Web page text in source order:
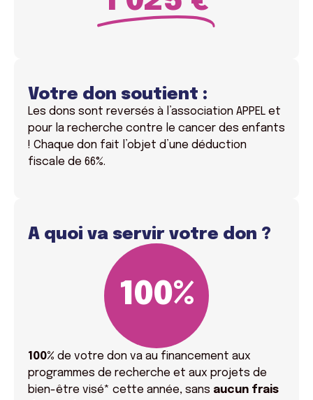
Votre don soutient :
Les dons sont reversés à l’association APPEL et
pour la recherche contre le cancer des enfants
! Chaque don fait l’objet d’une déduction
fiscale de 66%.
A quoi va servir votre don ?
100%
100% de votre don va au financement aux
programmes de recherche et aux projets de
bien-être visé* cette année, sans aucun frais